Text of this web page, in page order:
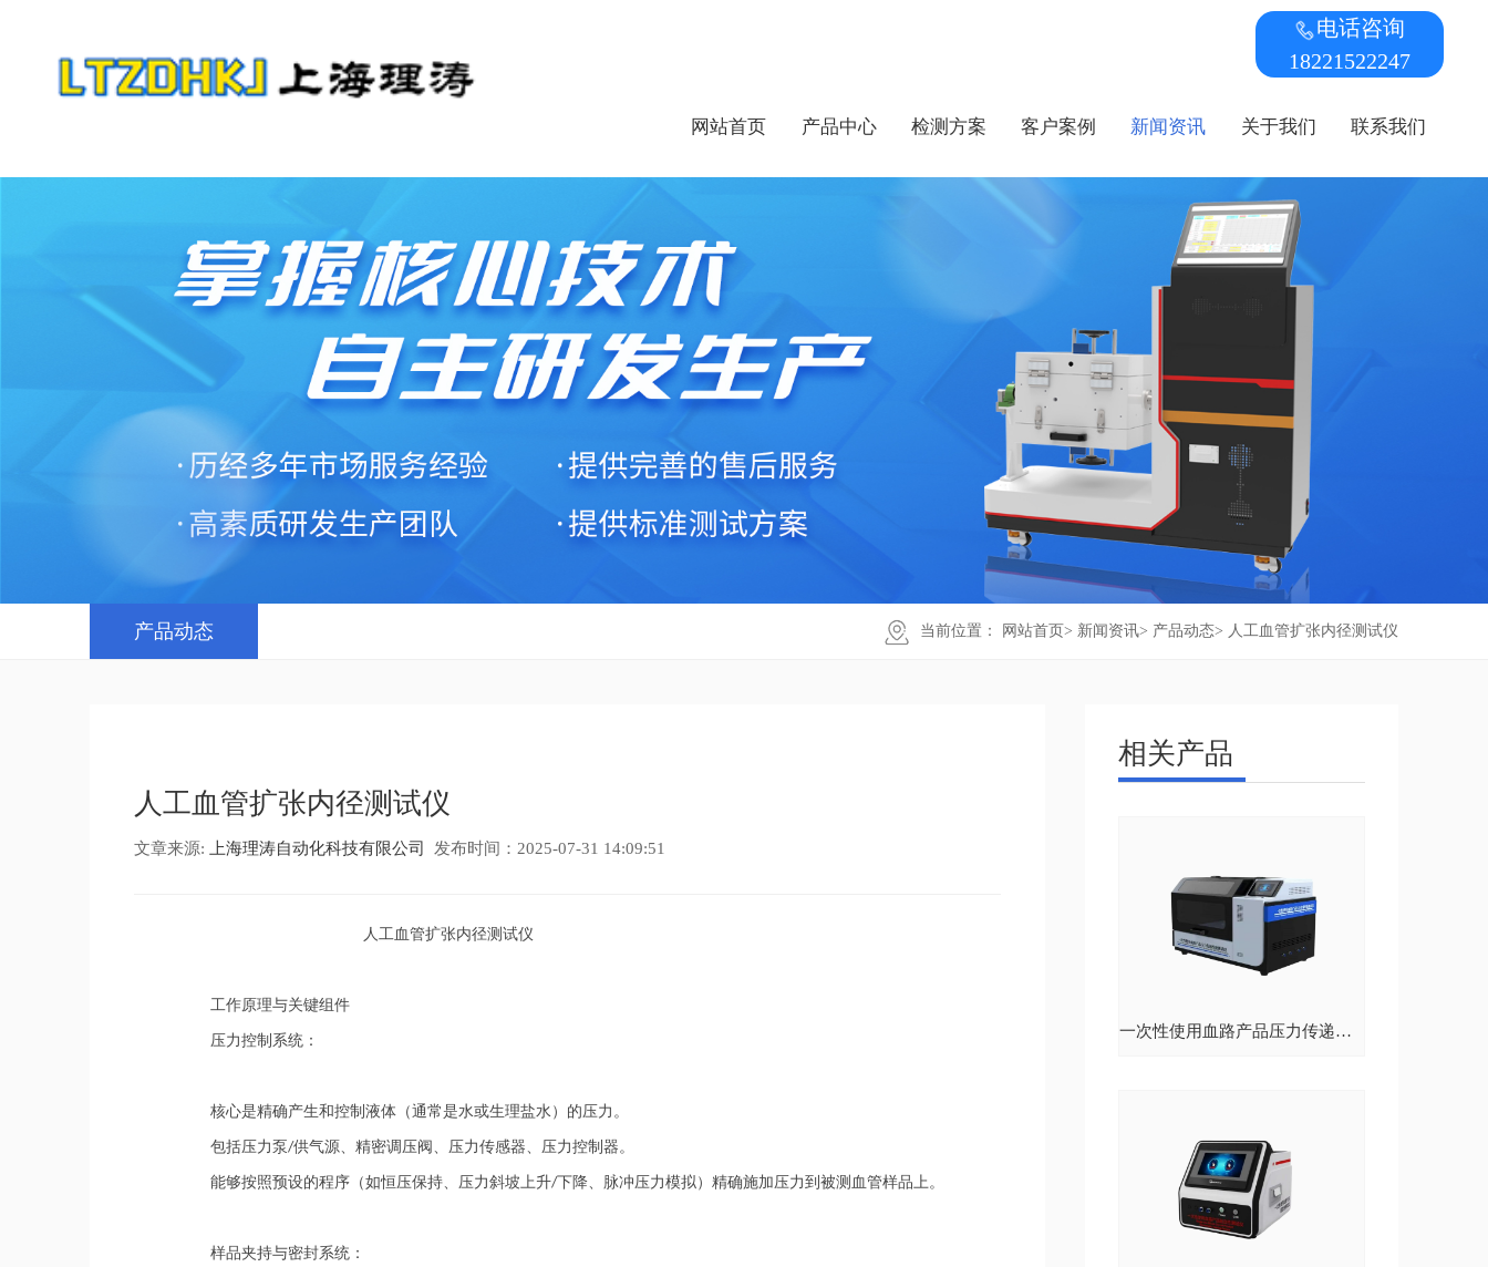
电话咨询
18221522247
网站首页 产品中心 检测方案 客户案例 新闻资讯 关于我们 联系我们
产品动态 当前位置： 网站首页> 新闻资讯> 产品动态> 人工血管扩张内径测试仪
人工血管扩张内径测试仪
文章来源: 上海理涛自动化科技有限公司 发布时间：2025-07-31 14:09:51
人工血管扩张内径测试仪
工作原理与关键组件
压力控制系统：
核心是精确产生和控制液体（通常是水或生理盐水）的压力。
包括压力泵/供气源、精密调压阀、压力传感器、压力控制器。
能够按照预设的程序（如恒压保持、压力斜坡上升/下降、脉冲压力模拟）精确施加压力到被测血管样品上。
样品夹持与密封系统：
相关产品
一次性使用血路产品压力传递性能测试仪